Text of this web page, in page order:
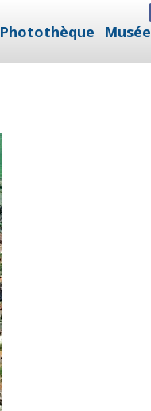
Photothèque Musée